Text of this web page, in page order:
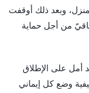
وبعد ذلك أوقفت
من أجل حماية
أمل على الإطلاق
وضع كل إيماني